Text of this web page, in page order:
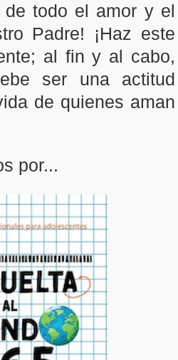
de todo el amor y el
Padre! ¡Haz este
al fin y al cabo,
ser una actitud
de quienes aman
por...